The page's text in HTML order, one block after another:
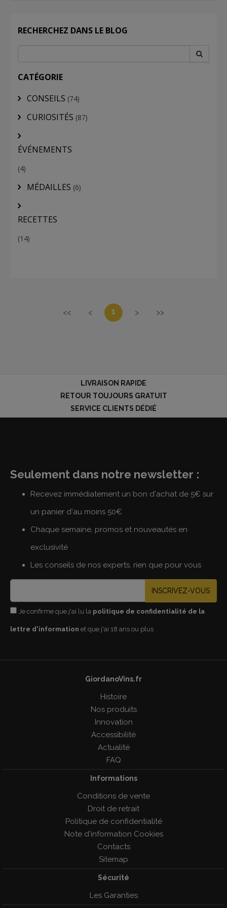
RECHERCHEZ DANS LE BLOG
CATÉGORIE
CONSEILS (74)
CURIOSITÉS (87)
ÉVÉNEMENTS
(4)
MÉDAILLES (6)
RECETTES
(14)
<< < 1 > >>
LIVRAISON RAPIDE
RETOUR TOUJOURS GRATUIT
SERVICE CLIENTS DÉDIÉ
Seulement dans notre newsletter :
Recevez immédiatement un bon d'achat de 5€ sur
un panier d'au moins 50€
Chaque semaine, promos et nouveautés en
exclusivité
Les conseils de nos experts, rien que pour vous
INSCRIVEZ-VOUS
Je confirme que j'ai lu la politique de confidentialité de la
lettre d'information et que j'ai 18 ans ou plus
GiordanoVins.fr
Histoire
Nos produits
Innovation
Accessibilité
Actualité
FAQ
Informations
Conditions de vente
Droit de retrait
Politique de confidentialité
Note d'information Cookies
Contacts
Sitemap
Sécurité
Les Garanties